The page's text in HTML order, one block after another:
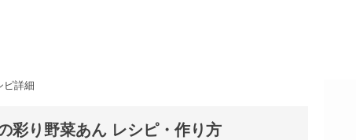
ピ詳細
彩り野菜あん レシピ・作り方